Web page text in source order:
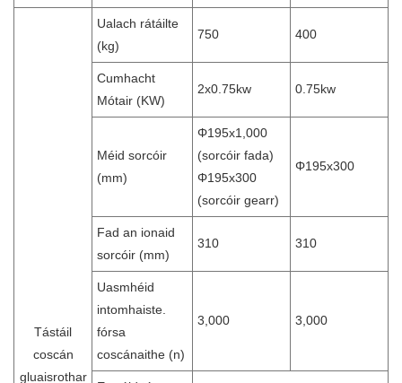
Tástáil
coscán
gluaisrothar
Ualach rátáilte
(kg)
750 400
Cumhacht
Mótair (KW)
2x0.75kw 0.75kw
Méid sorcóir
(mm)
Φ195x1,000
(sorcóir fada)
Φ195x300
(sorcóir gearr)
Φ195x300
Fad an ionaid
sorcóir (mm)
310 310
Uasmhéid
intomhaiste.
fórsa
coscánaithe (n)
3,000 3,000